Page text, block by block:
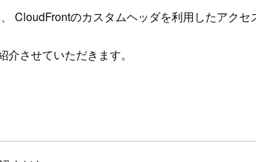
のカスタムヘッダを利用したアクセ
させていただきます。